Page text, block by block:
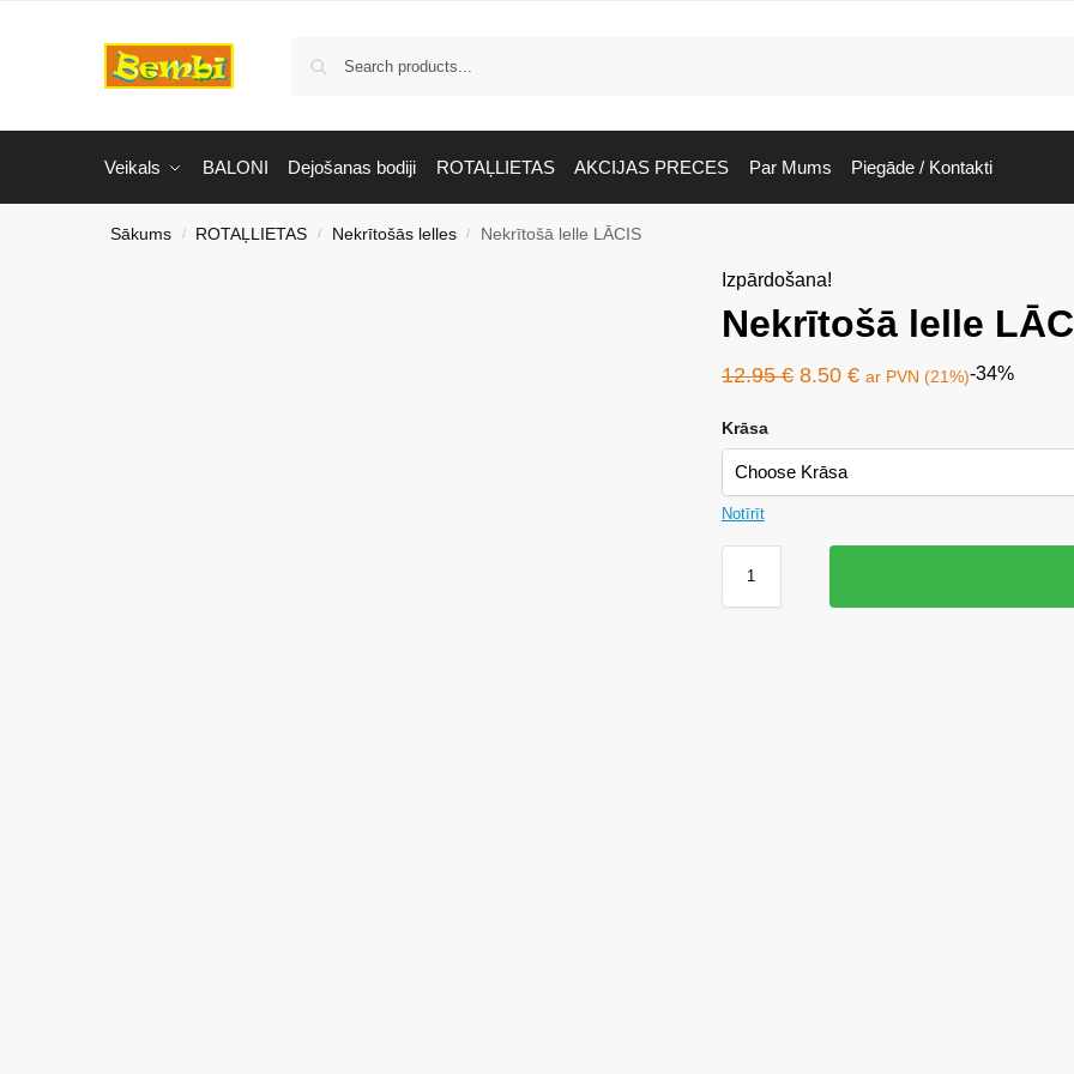
Veikals BALONI Dejošanas bodiji ROTAĻLIETAS AKCIJAS PRECES Par Mums Piegāde / Kontakti
Sākums / ROTAĻLIETAS / Nekrītošās lelles / Nekrītošā lelle LĀCIS
Izpārdošana!
Nekrītošā lelle
12.95€ 8.50 € ar PVN (21%)-34%
Krāsa
Notīrīt